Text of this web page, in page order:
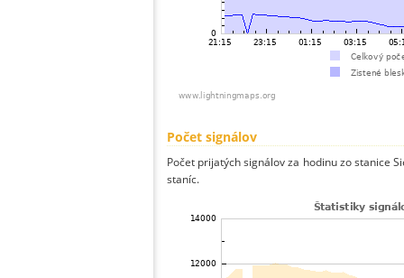
Počet signálov
Počet prijatých signálov za hodinu zo stanice
staníc.